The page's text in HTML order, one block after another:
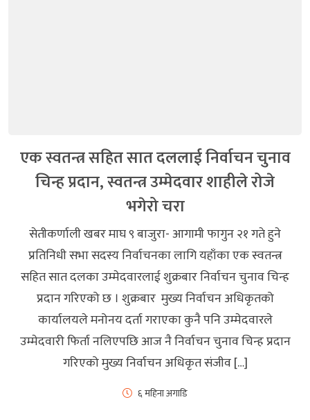
एक स्वतन्त्र सहित सात दललाई निर्वाचन चुनाव
चिन्ह प्रदान, स्वतन्त्र उम्मेदवार शाहीले रोजे
भगेरो चरा
सेतीकर्णाली खबर माघ ९ बाजुरा- आगामी फागुन २१ गते हुने
प्रतिनिधी सभा सदस्य निर्वाचनका लागि यहाँका एक स्वतन्त्र
सहित सात दलका उम्मेदवारलाई शुक्रबार निर्वाचन चुनाव चिन्ह
प्रदान गरिएको छ । शुक्रबार मुख्य निर्वाचन अधिकृतको
कार्यालयले मनोनय दर्ता गराएका कुनै पनि उम्मेदवारले
उम्मेदवारी फिर्ता नलिएपछि आज नै निर्वाचन चुनाव चिन्ह प्रदान
गरिएको मुख्य निर्वाचन अधिकृत संजीव […]
६ महिना अगाडि